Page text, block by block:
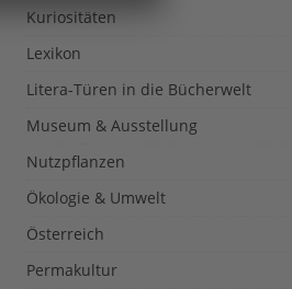
Kuriositäten
Lexikon
Litera-Türen in die Bücherwelt
Museum & Ausstellung
Nutzpflanzen
Ökologie & Umwelt
Österreich
Permakultur